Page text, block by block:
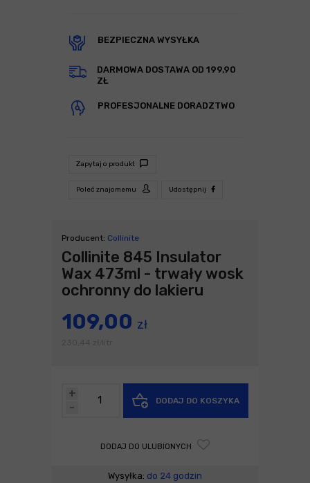
BEZPIECZNA WYSYŁKA
DARMOWA DOSTAWA OD 199,90
ZŁ
PROFESJONALNE DORADZTWO
Zapytaj o produkt
Poleć znajomemu Udostępnij
Producent: Collinite
Collinite 845 Insulator
Wax 473ml - trwały wosk
ochronny do lakieru
109,00 zł
-
+
DODAJ DO KOSZYKA
DODAJ DO ULUBIONYCH
Wysyłka: do 24 godzin